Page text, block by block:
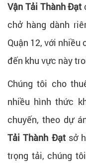
Vận Tải Thành Đạt
chở hàng dành
Quận 12, với nhiều
đến khu vực này
Chúng tôi cho
nhiều hình thức
chuyến, theo dự
Tải Thành Đạt sở
trọng tải, chúng